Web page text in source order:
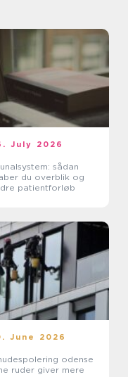
July 2026
sådan
du overblik og
patientforløb
June 2026
odense
ruder giver mere